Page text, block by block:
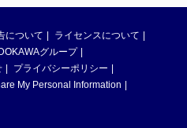
について
ライセンスについて
グループ
プライバシーポリシー
My Personal Information